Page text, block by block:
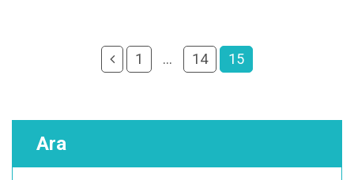
1 … 14 15
Ara